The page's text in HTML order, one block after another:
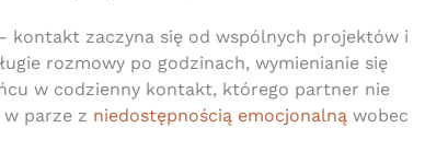
kontakt zaczyna się od wspólnych projektów i
rozmowy po godzinach, wymienianie się
w codzienny kontakt, którego partner nie
parze z niedostępnością emocjonalnąwobec